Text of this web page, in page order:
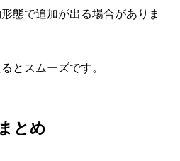
態で追加が出る場合がありま
とスムーズです。
まとめ